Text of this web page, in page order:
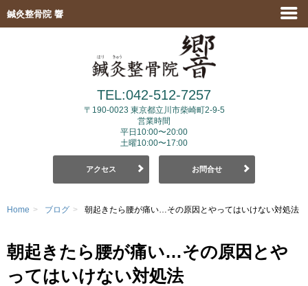
鍼灸整骨院 響
TEL:042-512-7257
〒190-0023 東京都立川市柴崎町2-9-5
営業時間
平日10:00〜20:00
土曜10:00〜17:00
アクセス お問合せ
Home > ブログ > 朝起きたら腰が痛い…その原因とやってはいけない対処法
朝起きたら腰が痛い…その原因とや
ってはいけない対処法